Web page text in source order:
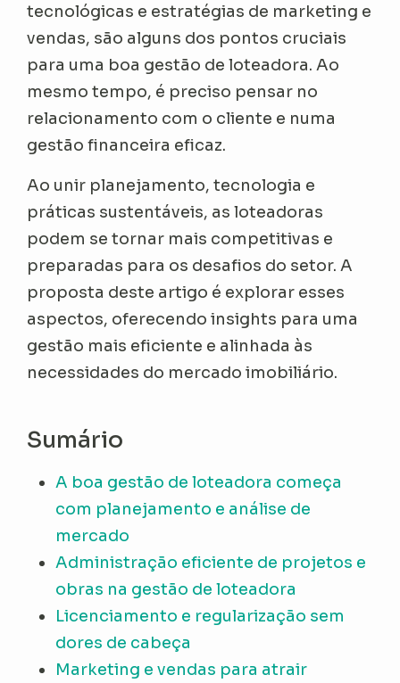
tecnológicas e estratégias de marketing e
vendas, são alguns dos pontos cruciais
para uma boa gestão de loteadora. Ao
mesmo tempo, é preciso pensar no
relacionamento com o cliente e numa
gestão financeira eficaz.
Ao unir planejamento, tecnologia e
práticas sustentáveis, as loteadoras
podem se tornar mais competitivas e
preparadas para os desafios do setor. A
proposta deste artigo é explorar esses
aspectos, oferecendo insights para uma
gestão mais eficiente e alinhada às
necessidades do mercado imobiliário.
Sumário
A boa gestão de loteadora começa
com planejamento e análise de
mercado
Administração eficiente de projetos e
obras na gestão de loteadora
Licenciamento e regularização sem
dores de cabeça
Marketing e vendas para atrair